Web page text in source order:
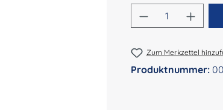
Produkt
Zum Merkzettel
Produktnummer: